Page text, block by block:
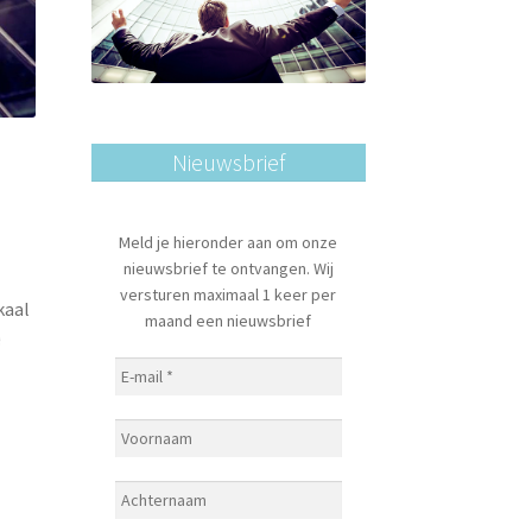
Nieuwsbrief
Meld je hieronder aan om onze
nieuwsbrief te ontvangen. Wij
versturen maximaal 1 keer per
maand een nieuwsbrief